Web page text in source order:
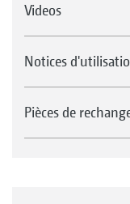
Videos
Notices
Pièces de